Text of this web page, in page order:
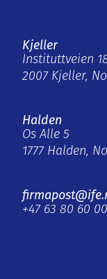
Kjeller
Instituttveien
2007 Kjeller,
Halden
Os Alle 5
1777 Halden,
+47 63 80 60 00